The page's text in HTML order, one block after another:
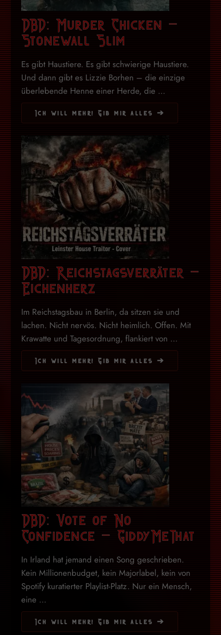
DBD: Murder Chicken –
Stonewall Slim
Es gibt Haustiere. Es gibt schwierige Haustiere.
Und dann gibt es Lizzie Borhen – die einzige
überlebende Henne einer Herde, die ...
Ich will mehr! Gib mir alles ➔
DBD: Reichstagsverräter –
Eichenherz
Im Reichstagsbau in Berlin, da sitzen sie und
lachen. Nicht nervös. Nicht heimlich. Offen. Mit
Krawatte und Tagesordnung, flankiert von ...
Ich will mehr! Gib mir alles ➔
DBD: Vote of No
Confidence – GiddyMeThat
In Irland hat jemand einen Song geschrieben.
Kein Millionenbudget, kein Majorlabel, kein von
Spotify kuratierter Playlist-Platz. Nur ein Mensch,
eine ...
Ich will mehr! Gib mir alles ➔